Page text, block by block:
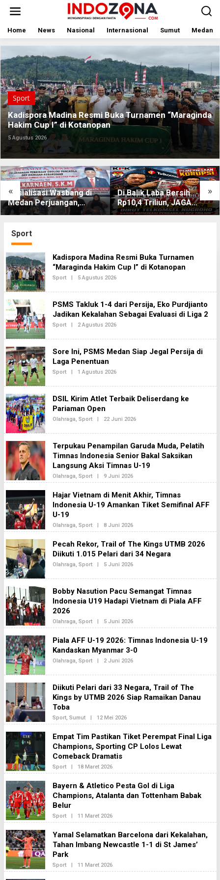
Home News Nasional Internasional Sumut Medan
Sport
Kadispora Madina Resmi Buka Turnamen “Maraginda
Hakim Cup I” di Kotanopan
5 Agustus 2026
« »
Sosialisasi Wasbang di
Medan Perjuangan,
Zulkarnaen Janji
Bermain Anak
Di Balik Laba Bersih
Rp10,4 Triliun, JAGA
MARWAH Desak KPK
Sport
Kadispora Madina Resmi Buka Turnamen
“Maraginda Hakim Cup I” di Kotanopan
Sport | 5 Agustus 2026Oleh
PSMS Takluk 1-4 dari Persija, Eko Purdjianto
Jadikan Kekalahan Sebagai Evaluasi di Liga 2
Sport | 2 Agustus 2026Oleh
Sore Ini, PSMS Medan Siap Jegal Persija di
Laga Penentuan
Sport | 1 Agustus 2026Oleh
DSIL Kirim Atlet Terbaik Deliserdang ke
Pariaman Open
Olahraga, Sport | 22 Juni 2026Oleh
Terpukau Penampilan Garuda Muda, Pelatih
Timnas Indonesia Senior Bakal Saksikan
Langsung Aksi Timnas U-19
Olahraga, Sport | 9 Juni 2026Oleh
Redaksi2
Hajar Vietnam di Menit Akhir, Timnas
Indonesia U-19 Amankan Tiket Semifinal AFF
U-19
Olahraga, Sport | 8 Juni 2026Oleh
Redaksi2
Pecah Rekor, Trail of The Kings UTMB 2026
Diikuti 1.015 Pelari dari 34 Negara
Olahraga, Sport | 5 Juni 2026Oleh
Bobby Nasution Pacu Semangat Timnas
Indonesia U19 Hadapi Vietnam di Piala AFF
2026
Olahraga, Sport | 5 Juni 2026Oleh
Redaksi2
Piala AFF U-19 2026: Timnas Indonesia U-19
Kandaskan Myanmar 3-0
Olahraga, Sport | 2 Juni 2026Oleh
Diikuti Pelari dari 33 Negara, Trail of The
Kings by UTMB 2026 Siap Ramaikan Danau
Toba
Sport, Sumut | 12 Mei 2026Oleh
Redaksi2
Empat Tim Pastikan Tiket Perempat Final Liga
Champions, Sporting CP Lolos Lewat
Comeback Dramatis
Sport | 18 Maret 2026Oleh
Redaksi2
Bayern & Atletico Pesta Gol di Liga
Champions, Atalanta dan Tottenham Babak
Belur
Sport | 11 Maret 2026Oleh
Redaksi2
Yamal Selamatkan Barcelona dari Kekalahan,
Tahan Imbang Newcastle 1-1 di St James’
Park
Sport | 11 Maret 2026Oleh
Redaksi2